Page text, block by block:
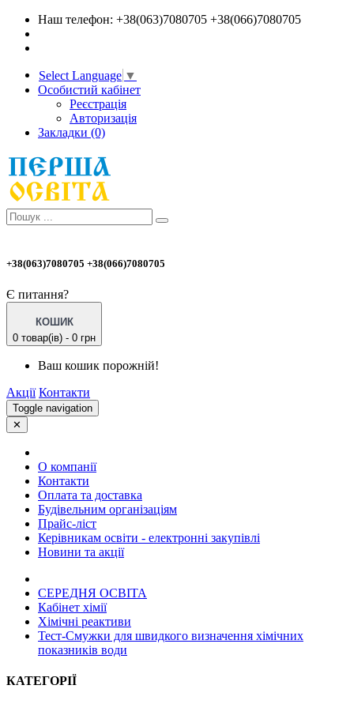
Наш телефон: +38(063)7080705 +38(066)7080705
Select Language ▼
Особистий кабінет
Реєстрація
Авторизація
Закладки (0)
+38(063)7080705 +38(066)7080705
Є питання?
КОШИК
0 товар(ів) - 0 грн
Ваш кошик порожній!
Акції Контакти
Toggle navigation
✕
О компанії
Контакти
Оплата та доставка
Будівельним організаціям
Прайс-ліст
Керівникам освіти - електронні закупівлі
Новини та акції
СЕРЕДНЯ ОСВIТА
Кабінет хімії
Хімічні реактиви
Тест-Смужки для швидкого визначення хімічних
показників води
КАТЕГОРІЇ